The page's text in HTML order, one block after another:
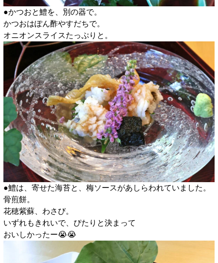
●かつおと鱧を、別の器で。
かつおはぽん酢やすだちで。
オニオンスライスたっぷりと。
●鱧は、寄せた海苔と、梅ソースがあしらわれていました。
骨煎餅。
花穂紫蘇、わさび。
いずれもきれいで、ぴたりと決まって
おいしかったー😭😭